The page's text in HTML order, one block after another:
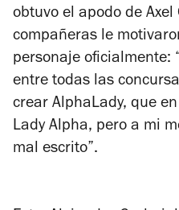
obtuvo el apodo de Axel
compañeras le
personaje oficialmente:
entre todas las
crear AlphaLady, que
Lady Alpha, pero a mi
mal escrito”.